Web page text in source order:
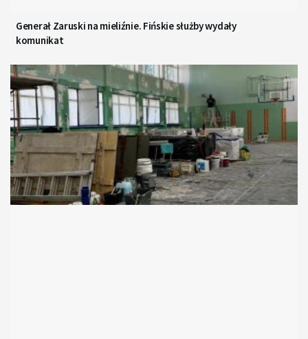
Generał Zaruski na mieliźnie. Fińskie służby wydały
komunikat